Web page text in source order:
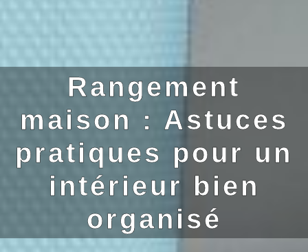
Rangement
maison : Astuces
pratiques pour un
intérieur bien
organisé